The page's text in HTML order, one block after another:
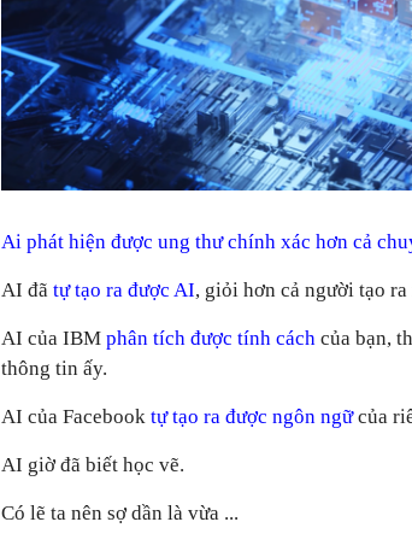
Ai phát hiện được ung thư chính xác hơn cả
AI đã tự tạo ra được AI, giỏi hơn cả người tạo ra
AI của IBM phân tích được tính cách của bạn,
thông tin ấy.
AI của Facebook tự tạo ra được ngôn ngữcủa
AI giờ đã biết học vẽ.
Có lẽ ta nên sợ dần là vừa ...